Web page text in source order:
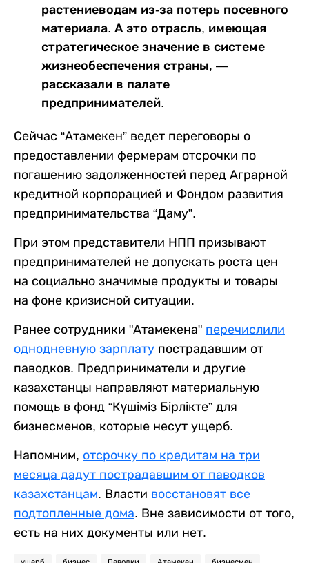
растениеводам из-за потерь посевного
материала. А это отрасль, имеющая
стратегическое значение в системе
жизнеобеспечения страны, —
рассказали в палате
предпринимателей.
Сейчас “Атамекен” ведет переговоры о
предоставлении фермерам отсрочки по
погашению задолженностей перед Аграрной
кредитной корпорацией и Фондом развития
предпринимательства “Даму”.
При этом представители НПП призывают
предпринимателей не допускать роста цен
на социально значимые продукты и товары
на фоне кризисной ситуации.
Ранее сотрудники "Атамекена" перечислили
однодневную зарплату пострадавшим от
паводков. Предприниматели и другие
казахстанцы направляют материальную
помощь в фонд “Күшіміз Бірлікте” для
бизнесменов, которые несут ущерб.
Напомним, отсрочку по кредитам на три
месяца дадут пострадавшим от паводков
казахстанцам. Власти восстановят все
подтопленные дома. Вне зависимости от того,
есть на них документы или нет.